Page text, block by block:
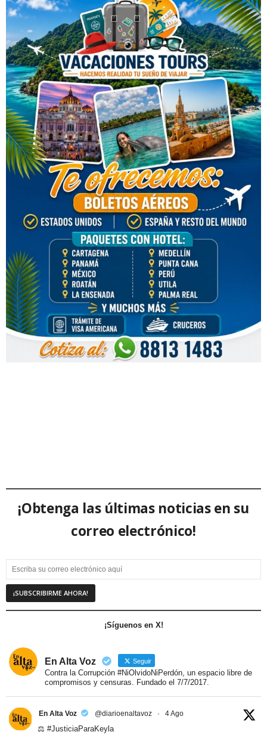
¡Obtenga las últimas noticias en su
correo electrónico!
¡Síguenos en X!
En Alta Voz Seguir
Contra la Corrupción #NiOlvidoNiPerdón, un espacio libre de
compromisos y censuras. Fundado el 7/7/2017.
En Alta Voz @diarioenaltavoz · 4 Ago
⚖️ #JusticiaParaKeyla